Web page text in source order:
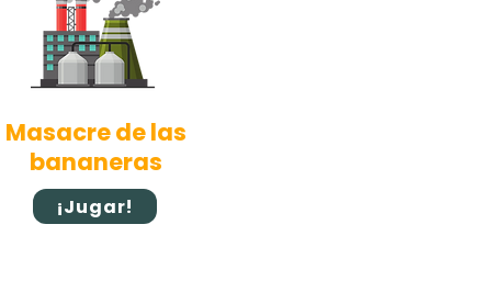
Masacre de las
bananeras
¡Jugar!